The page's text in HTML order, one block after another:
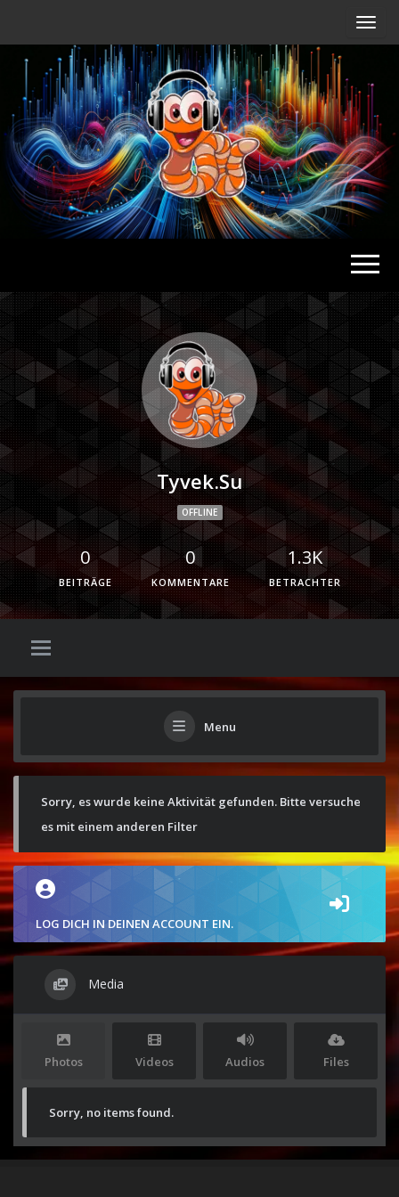
Radio
Tyvek.su
OFFLINE
0
BEITRÄGE
0
KOMMENTARE
1.3K
BETRACHTER
Menu
Sorry, es wurde keine Aktivität gefunden. Bitte versuche
es mit einem anderen Filter
LOG DICH IN DEINEN ACCOUNT EIN.
Media
Photos Videos Audios Files
Sorry, no items found.